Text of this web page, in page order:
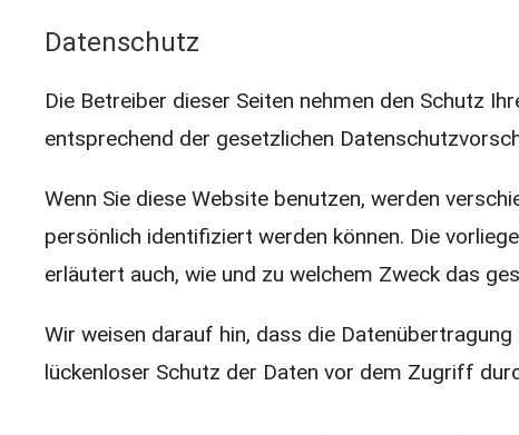
Datenschutz
Die Betreiber dieser Seiten nehmen den Schutz
entsprechend der gesetzlichen
Wenn Sie diese Website benutzen, werden
persönlich identifiziert werden können. Die
erläutert auch, wie und zu welchem Zweck das
Wir weisen darauf hin, dass die
lückenloser Schutz der Daten vor dem Zugriff